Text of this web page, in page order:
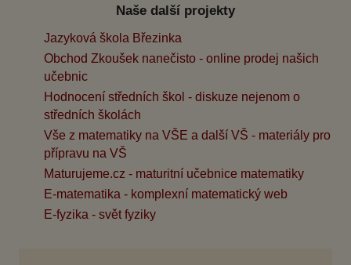
Naše další projekty
Jazyková škola Březinka
Obchod Zkoušek nanečisto - online prodej našich
učebnic
Hodnocení středních škol - diskuze nejenom o
středních školách
Vše z matematiky na VŠE a další VŠ - materiály pro
přípravu na VŠ
Maturujeme.cz - maturitní učebnice matematiky
E-matematika - komplexní matematický web
E-fyzika - svět fyziky